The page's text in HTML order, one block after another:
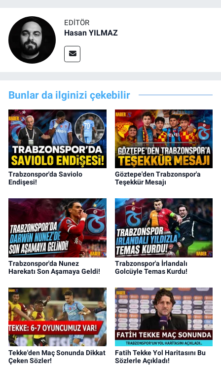
EDITÖR
Hasan YILMAZ
Bunlar da ilginizi çekebilir
Trabzonspor'da Saviolo
Endişesi!
Göztepe'den Trabzonspor'a
Teşekkür Mesajı
Trabzonspor'da Nunez
Harekatı Son Aşamaya Geldi!
Trabzonspor'a İrlandalı
Golcüyle Temas Kurdu!
Tekke'den Maç Sonunda Dikkat
Çeken Sözler!
Fatih Tekke Yol Haritasını Bu
Sözlerle Açıkladı!